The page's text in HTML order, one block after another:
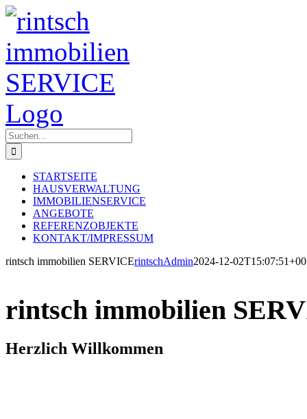
Zum
Inhalt
springen
Suche
nach:
STARTSEITE
HAUSVERWALTUNG
IMMOBILIENSERVICE
ANGEBOTE
REFERENZOBJEKTE
KONTAKT/IMPRESSUM
rintsch immobilien SERVICErintschAdmin2024-12-
rintsch immobilien
Herzlich Willkommen